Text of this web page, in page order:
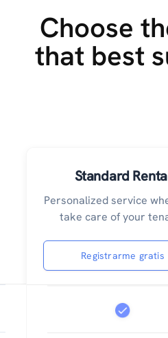
Choose
that best
Standard
Personalized service
take care of your
Registrarme gratis